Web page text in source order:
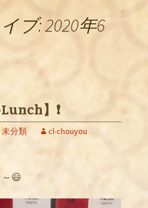
ブ: 2020年6
】❗️
未分類 cl-chouyou
😃